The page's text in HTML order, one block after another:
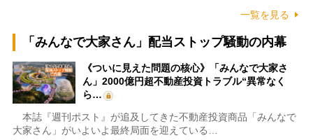
一覧を見る
「みんなで大家さん」配当ストップ騒動の内幕
《ついに見えた問題の核心》「みんなで大家さ
ん」2000億円超不動産投資トラブル“異常なく
ら…
本誌『週刊ポスト』が追及してきた不動産投資商品「みんなで
大家さん」がいよいよ最終局面を迎えている…